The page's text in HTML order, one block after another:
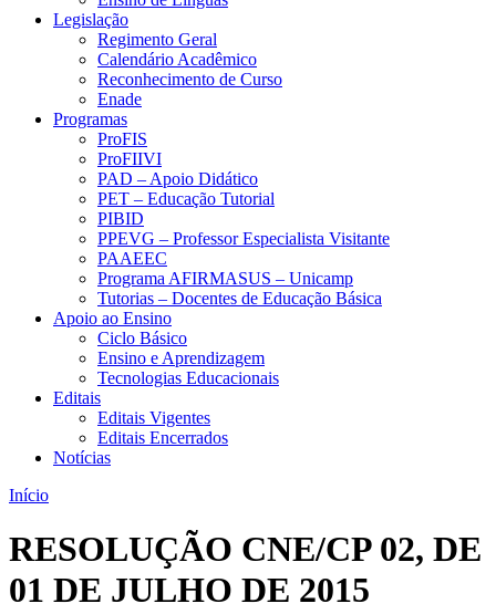
Legislação
Regimento Geral
Calendário Acadêmico
Reconhecimento de Curso
Enade
Programas
ProFIS
ProFIIVI
PAD – Apoio Didático
PET – Educação Tutorial
PIBID
PPEVG – Professor Especialista Visitante
PAAEEC
Programa AFIRMASUS – Unicamp
Tutorias – Docentes de Educação Básica
Apoio ao Ensino
Ciclo Básico
Ensino e Aprendizagem
Tecnologias Educacionais
Editais
Editais Vigentes
Editais Encerrados
Notícias
Início
RESOLUÇÃO CNE/CP 02, DE
01 DE JULHO DE 2015